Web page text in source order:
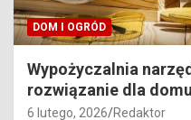
DOM I OGRÓD
Wypożyczalnia
rozwiązanie dla
6 lutego, 2026 Redaktor